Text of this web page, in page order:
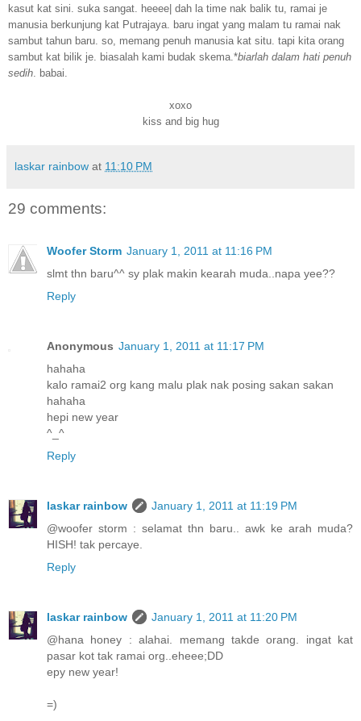
kasut kat sini. suka sangat. heeee| dah la time nak balik tu, ramai je
manusia berkunjung kat Putrajaya. baru ingat yang malam tu ramai nak
sambut tahun baru. so, memang penuh manusia kat situ. tapi kita orang
sambut kat bilik je. biasalah kami budak skema.*biarlah dalam hati penuh
sedih. babai.
xoxo
kiss and big hug
laskar rainbow at 11:10 PM
29 comments:
Woofer Storm January 1, 2011 at 11:16 PM
slmt thn baru^^ sy plak makin kearah muda..napa yee??
Reply
Anonymous January 1, 2011 at 11:17 PM
hahaha
kalo ramai2 org kang malu plak nak posing sakan sakan
hahaha
hepi new year
^_^
Reply
laskar rainbow
January 1, 2011 at 11:19 PM
@woofer storm : selamat thn baru.. awk ke arah muda?
HISH! tak percaye.
Reply
laskar rainbow
January 1, 2011 at 11:20 PM
@hana honey : alahai. memang takde orang. ingat kat
pasar kot tak ramai org..eheee;DD
epy new year!
=)